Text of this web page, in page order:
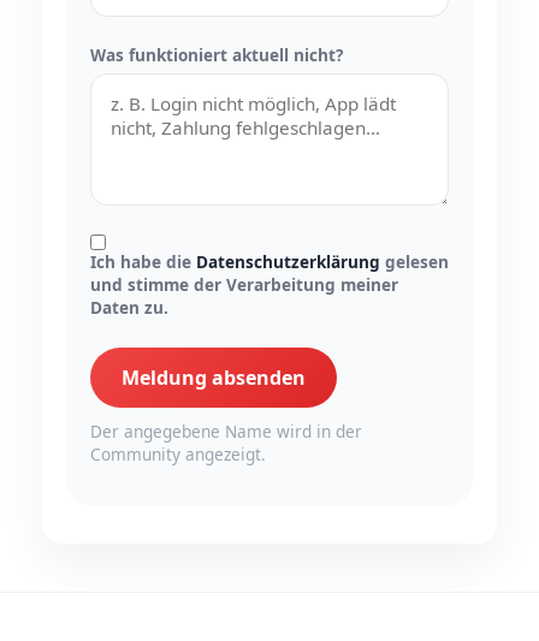
Was funktioniert aktuell nicht?
Ich habe die Datenschutzerklärung gelesen
und stimme der Verarbeitung meiner
Daten zu.
Meldung absenden
Der angegebene Name wird in der
Community angezeigt.